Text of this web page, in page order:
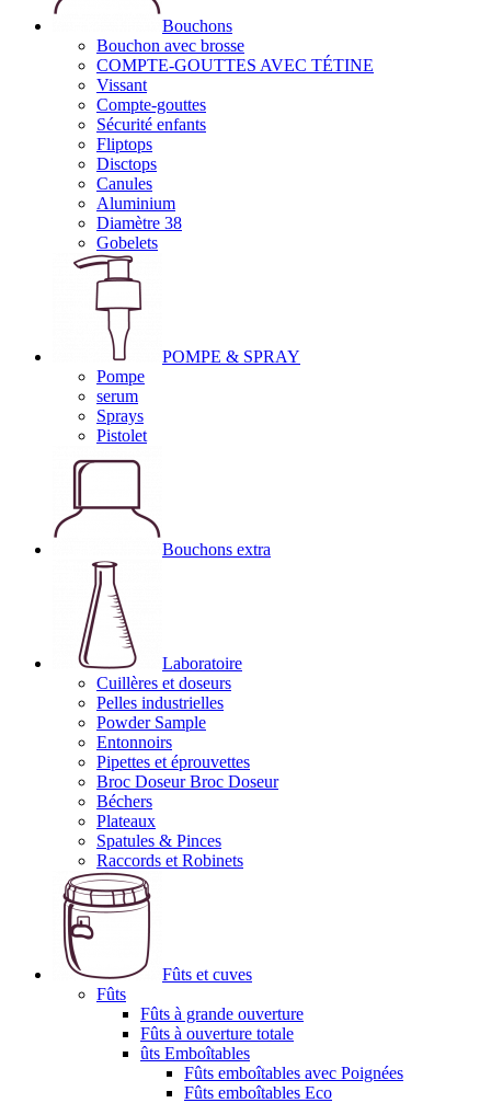
Bouchons
Bouchon avec brosse
COMPTE-GOUTTES AVEC TÉTINE
Vissant
Compte-gouttes
Sécurité enfants
Fliptops
Disctops
Canules
Aluminium
Diamètre 38
Gobelets
POMPE & SPRAY
Pompe
serum
Sprays
Pistolet
Bouchons extra
Laboratoire
Cuillères et doseurs
Pelles industrielles
Powder Sample
Entonnoirs
Pipettes et éprouvettes
Broc Doseur Broc Doseur
Béchers
Plateaux
Spatules & Pinces
Raccords et Robinets
Fûts et cuves
Fûts
Fûts à grande ouverture
Fûts à ouverture totale
ûts Emboîtables
Fûts emboîtables avec Poignées
Fûts emboîtables Eco